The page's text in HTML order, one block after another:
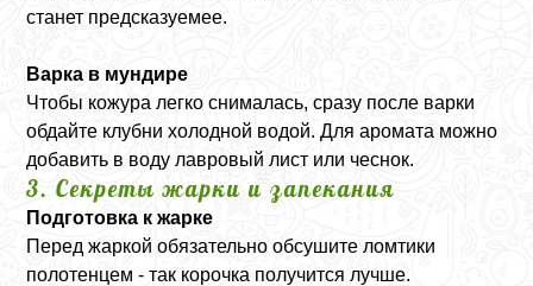
станет предсказуемее.
Варка в мундире
Чтобы кожура легко снималась, сразу после варки
обдайте клубни холодной водой. Для аромата можно
добавить в воду лавровый лист или чеснок.
3. Секреты жарки и запекания
Подготовка к жарке
Перед жаркой обязательно обсушите ломтики
полотенцем - так корочка получится лучше.